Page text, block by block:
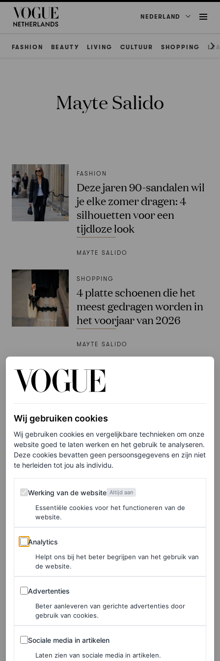
NEDERLAND
FASHION BEAUTY LIVING CULTUUR SHOPPING
Mayte Salido
FASHION
Deze jaren 90-sandalen wil
je elke zomer dragen: 4
silhouetten voor een
tijdloze look
MAYTE SALIDO
SHOPPING
4 platte schoenen die het
meest gedragen worden in
het voorjaar van 2026
MAYTE SALIDO
PARTNERSHIP
Let’s talk sportswear:
Vogue duidde de tennis
zomer tijdens dit rooftop
event
BJÖRN BORG
We voorspellen: de bruine
sliprok wordt een must-
have item in 2026
SHOPPING
broekentrends die dit
najaar overal opduiken
MAYTE SALIDO
Wij gebruiken cookies
Wij gebruiken cookies en vergelijkbare technieken om onze
website goed te laten werken en het gebruik te analyseren.
Deze cookies bevatten geen persoonsgegevens en zijn niet
te herleiden tot jou als individu.
Werking van de website
Werking van de website Altijd aan
Essentiële cookies voor het functioneren van de
website.
Analytics
Analytics
Helpt ons bij het beter begrijpen van het gebruik van
de website.
Advertenties
Advertenties
Beter aanleveren van gerichte advertenties door
gebruik van cookies.
Sociale media in artikelen
Sociale media in artikelen
Laten zien van sociale media in artikelen.